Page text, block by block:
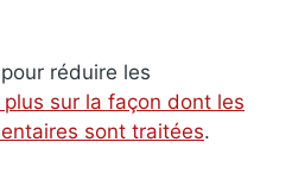
réduire les
plus sur la façon dont les
sont traitées.